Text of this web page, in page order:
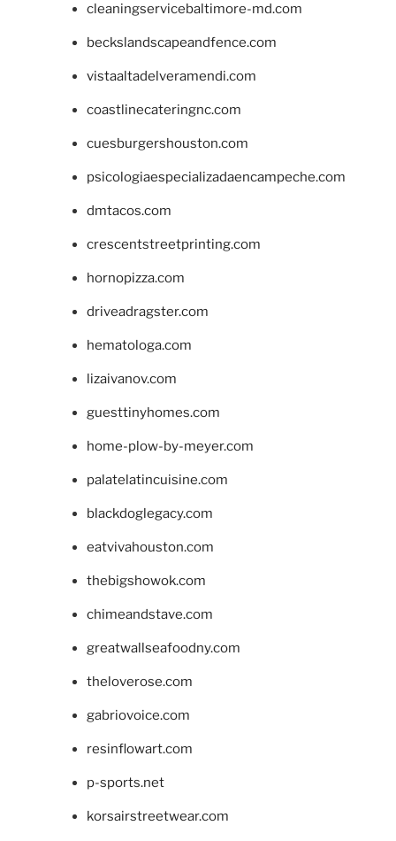
cleaningservicebaltimore-md.com
beckslandscapeandfence.com
vistaaltadelveramendi.com
coastlinecateringnc.com
cuesburgershouston.com
psicologiaespecializadaencampeche.com
dmtacos.com
crescentstreetprinting.com
hornopizza.com
driveadragster.com
hematologa.com
lizaivanov.com
guesttinyhomes.com
home-plow-by-meyer.com
palatelatincuisine.com
blackdoglegacy.com
eatvivahouston.com
thebigshowok.com
chimeandstave.com
greatwallseafoodny.com
theloverose.com
gabriovoice.com
resinflowart.com
p-sports.net
korsairstreetwear.com